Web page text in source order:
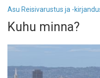
reisijuhi
Asu Reisivarustus ja -
Kuhu minna?